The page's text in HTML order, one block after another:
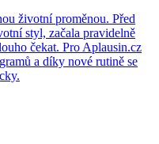
životní proměnou. Před
styl, začala pravidelně
čekat. Pro Aplausin.cz
a díky nové rutině se